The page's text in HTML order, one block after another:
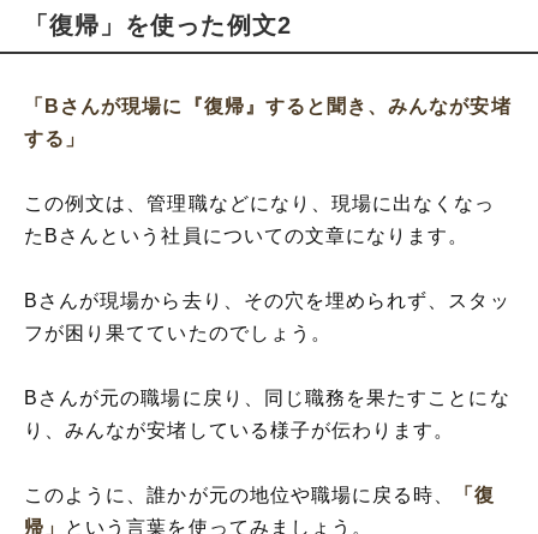
「復帰」を使った例文2
「Bさんが現場に『復帰』すると聞き、みんなが安堵
する」
この例文は、管理職などになり、現場に出なくなっ
たBさんという社員についての文章になります。
Bさんが現場から去り、その穴を埋められず、スタッ
フが困り果てていたのでしょう。
Bさんが元の職場に戻り、同じ職務を果たすことにな
り、みんなが安堵している様子が伝わります。
このように、誰かが元の地位や職場に戻る時、
「復
帰」
という言葉を使ってみましょう。